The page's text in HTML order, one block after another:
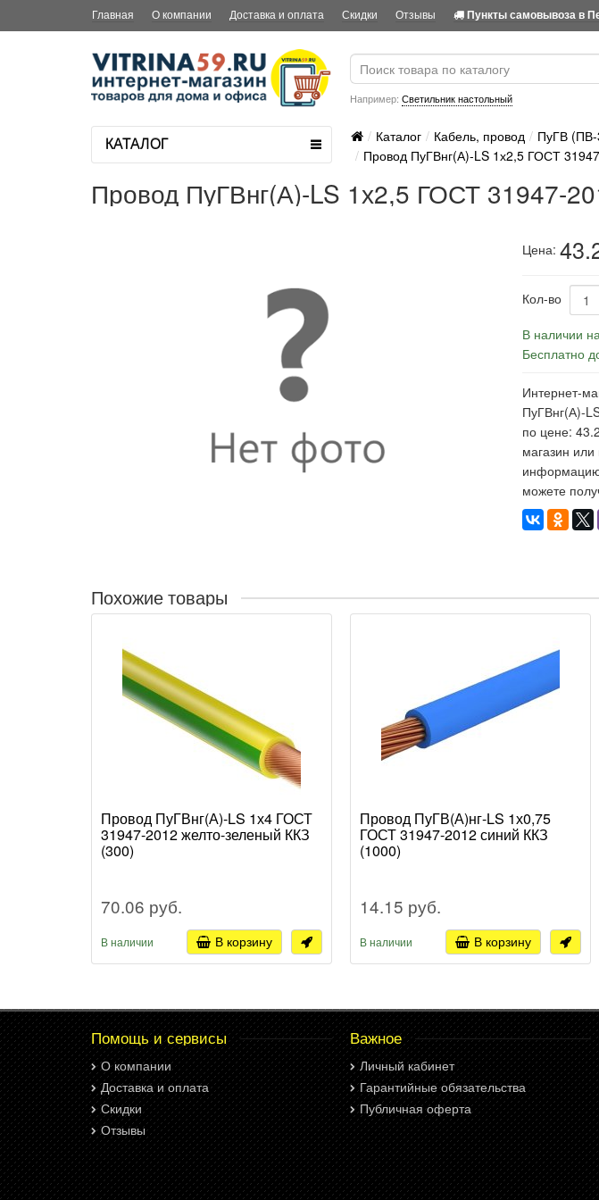
Главная О компании Доставка и оплата Скидки Отзывы Пункты самовывоза в
Например: Светильник настольный
КАТАЛОГ Каталог Кабель, провод
ПуГВ (ПВ-
Провод ПуГВнг(А)-LS 1х2,5 ГОСТ
Провод ПуГВнг(А)-LS 1х2,5 ГОСТ 31947-
Цена:
Кол-во
В наличии
Бесплатно
Интернет-
ПуГВнг(А)-
по цене:
магазин
информацию
можете
Похожие товары
Провод ПуГВнг(А)-LS 1х4 ГОСТ
31947-2012 желто-зеленый ККЗ
(300)
70.06 руб.
В наличии В корзину
Провод ПуГВ(А)нг-LS 1х0,75
ГОСТ 31947-2012 синий ККЗ
(1000)
14.15 руб.
В наличии В корзину
Помощь и сервисы
О компании
Доставка и оплата
Скидки
Отзывы
Важное
Личный кабинет
Гарантийные обязательства
Публичная оферта